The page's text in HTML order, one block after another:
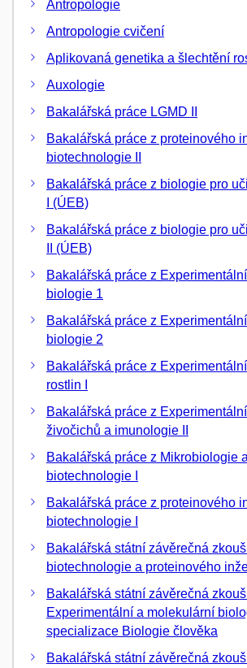
Antropologie
Antropologie cvičení
Aplikovaná genetika a šlechtění
Auxologie
Bakalářská práce LGMD II
Bakalářská práce z proteinového
biotechnologie II
Bakalářská práce z biologie pro
I (ÚEB)
Bakalářská práce z biologie pro
II (ÚEB)
Bakalářská práce z
biologie 1
Bakalářská práce z
biologie 2
Bakalářská práce z
rostlin I
Bakalářská práce z
živočichů a imunologie II
Bakalářská práce z Mikrobiologie
biotechnologie I
Bakalářská práce z proteinového
biotechnologie I
Bakalářská státní závěrečná
biotechnologie a proteinového
Bakalářská státní závěrečná
Experimentální a molekulární
specializace Biologie člověka
Bakalářská státní závěrečná